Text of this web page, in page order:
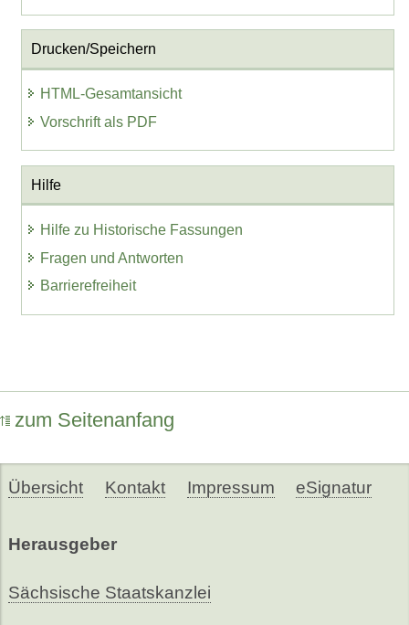
Drucken/Speichern
HTML-Gesamtansicht
Vorschrift als PDF
Hilfe
Hilfe zu Historische Fassungen
Fragen und Antworten
Barrierefreiheit
zum Seitenanfang
Übersicht Kontakt Impressum eSignatur
Herausgeber
Sächsische Staatskanzlei